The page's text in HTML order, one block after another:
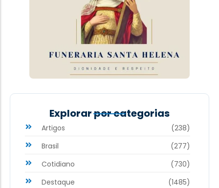
Explorar por categorias
Artigos
(238)
Brasil
(277)
Cotidiano
(730)
Destaque
(1485)